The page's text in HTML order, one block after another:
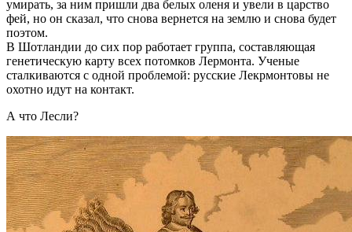
умирать, за ним пришли два белых оленя и увели в царство
фей, но он сказал, что снова вернется на землю и снова будет
поэтом.
В Шотландии до сих пор работает группа, составляющая
генетическую карту всех потомков Лермонта. Ученые
сталкиваются с одной проблемой: русские Лекрмонтовы не
охотно идут на контакт.
А что Лесли?